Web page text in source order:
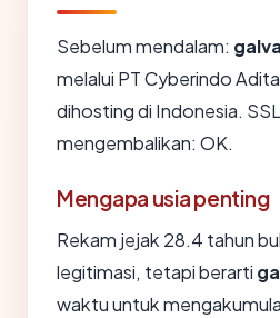
Sebelum mendalam:
melalui PT Cyberindo
dihosting di Indonesia.
mengembalikan: OK.
Mengapa usia penting
Rekam jejak 28.4 tahun
legitimasi, tetapi berarti
waktu untuk